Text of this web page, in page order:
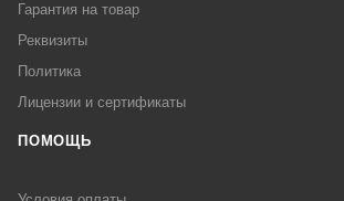
Гарантия на товар
Реквизиты
Политика
Лицензии и сертификаты
ПОМОЩЬ